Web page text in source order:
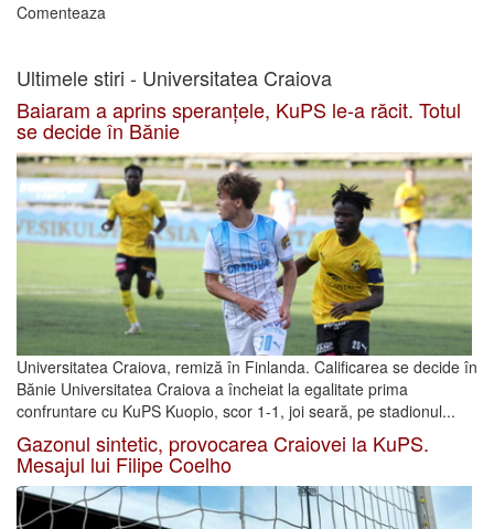
Comenteaza
Ultimele stiri - Universitatea Craiova
Baiaram a aprins speranțele, KuPS le-a răcit. Totul
se decide în Bănie
Universitatea Craiova, remiză în Finlanda. Calificarea se decide în
Bănie Universitatea Craiova a încheiat la egalitate prima
confruntare cu KuPS Kuopio, scor 1-1, joi seară, pe stadionul...
Gazonul sintetic, provocarea Craiovei la KuPS.
Mesajul lui Filipe Coelho